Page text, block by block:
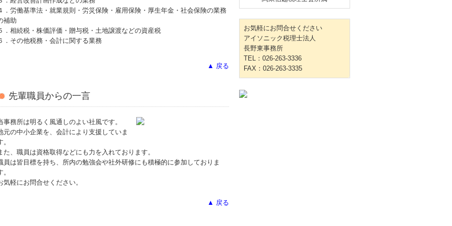
．労働基準法・就業規則・労災保険・雇用保険・厚生年金・社会保険の業務
補助
．相続税・株価評価・贈与税・土地譲渡などの資産税
．その他税務・会計に関する業務
▲ 戻る
先輩職員からの一言
事務所は明るく風通しのよい社風です。
元の中小企業を、会計により支援していま
。
た、職員は資格取得などにも力を入れております。
員は皆目標を持ち、所内の勉強会や社外研修にも積極的に参加しておりま
。
気軽にお問合せください。
▲ 戻る
お気軽にお問合せください
アイソニック税理士法人
長野東事務所
TEL：026-263-3336
FAX：026-263-3335